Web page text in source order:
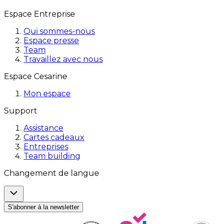
Espace Entreprise
Qui sommes-nous
Espace presse
Team
Travaillez avec nous
Espace Cesarine
Mon espace
Support
Assistance
Cartes cadeaux
Entreprises
Team building
Changement de langue
S'abonner à la newsletter